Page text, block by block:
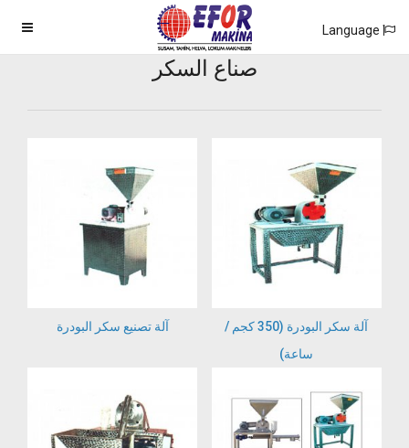
Language
صناع السكر
آلة تصنيع سكر البودرة
آلة سكر البودرة (350 كجم /
ساعة)